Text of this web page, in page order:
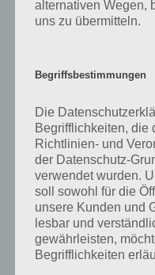
App
alternativen Wegen,
uns zu übermitteln.
Begriffsbestimmungen
Die
Begrifflichkeiten, die
Richtlinien- und
der Datenschutz-
verwendet wurden.
soll sowohl für die
unsere Kunden und
lesbar und
gewährleisten,
Begrifflichkeiten